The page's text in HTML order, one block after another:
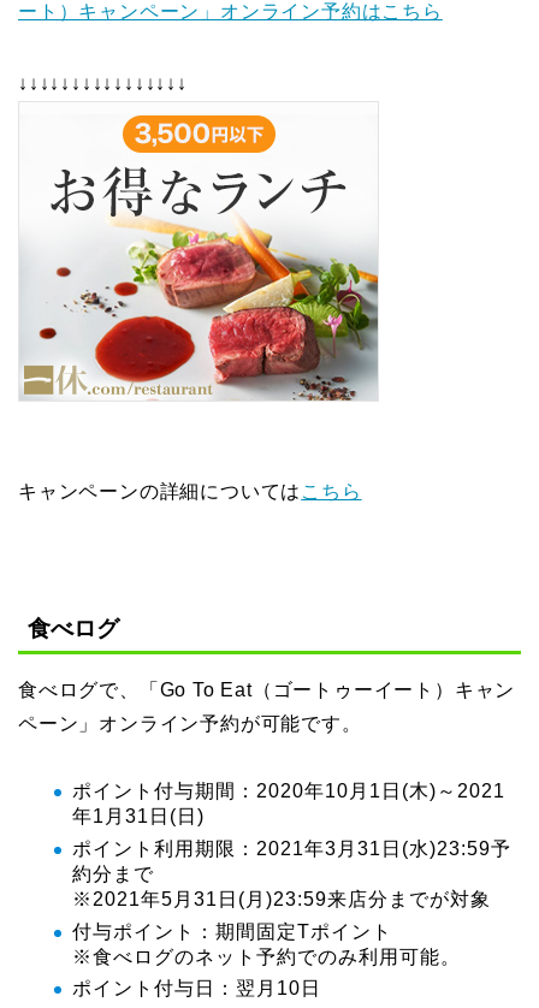
ート）キャンペーン」オンライン予約はこちら
↓↓↓↓↓↓↓↓↓↓↓↓↓↓↓↓
キャンペーンの詳細については こちら
食べログ
食べログで、「Go To Eat（ゴートゥーイート）キャン
ペーン」オンライン予約が可能です。
ポイント付与期間：2020年10月1日(木)～2021
年1月31日(日)
ポイント利用期限：2021年3月31日(水)23:59予
約分まで
※2021年5月31日(月)23:59来店分までが対象
付与ポイント：期間固定Tポイント
※食べログのネット予約でのみ利用可能。
ポイント付与日：翌月10日